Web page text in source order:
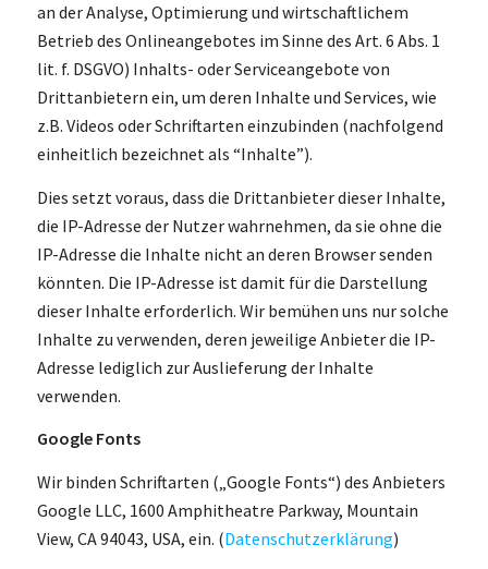
an der Analyse, Optimierung und wirtschaftlichem
Betrieb des Onlineangebotes im Sinne des Art. 6 Abs. 1
lit. f. DSGVO) Inhalts- oder Serviceangebote von
Drittanbietern ein, um deren Inhalte und Services, wie
z.B. Videos oder Schriftarten einzubinden (nachfolgend
einheitlich bezeichnet als “Inhalte”).
Dies setzt voraus, dass die Drittanbieter dieser Inhalte,
die IP-Adresse der Nutzer wahrnehmen, da sie ohne die
IP-Adresse die Inhalte nicht an deren Browser senden
könnten. Die IP-Adresse ist damit für die Darstellung
dieser Inhalte erforderlich. Wir bemühen uns nur solche
Inhalte zu verwenden, deren jeweilige Anbieter die IP-
Adresse lediglich zur Auslieferung der Inhalte
verwenden.
Google Fonts
Wir binden Schriftarten („Google Fonts“) des Anbieters
Google LLC, 1600 Amphitheatre Parkway, Mountain
View, CA 94043, USA, ein. (Datenschutzerklärung)